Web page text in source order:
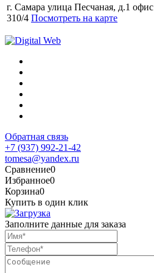
г. Самара улица Песчаная, д.1 офис
310/4 Посмотреть на карте
Обратная связь
+7 (937) 992-21-42
tomesa@yandex.ru
Сравнение0
Избранное0
Корзина0
Купить в один клик
Заполните данные для заказа